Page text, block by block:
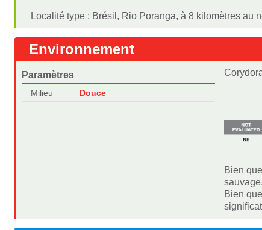
Localité type : Brésil, Rio Poranga, à 8 kilomètres au
Environnement
Paramètres
Milieu Douce
Bien
sauvage.
Bien